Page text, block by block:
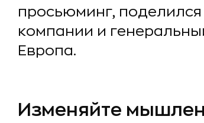
просьюминг,
компании и
Европа.
Изменяйте